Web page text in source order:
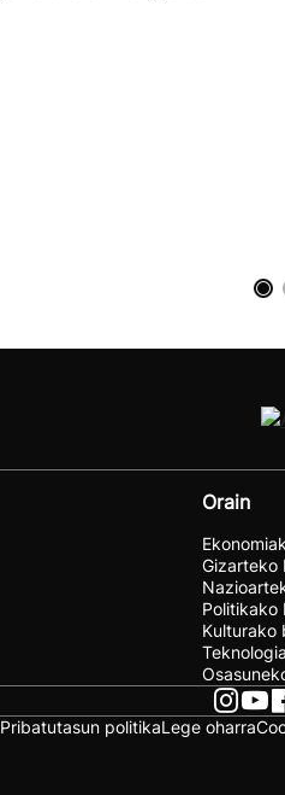
Orain
Gizarteko
Politikako
Kulturako
Pribatutasun politikaLege oharra